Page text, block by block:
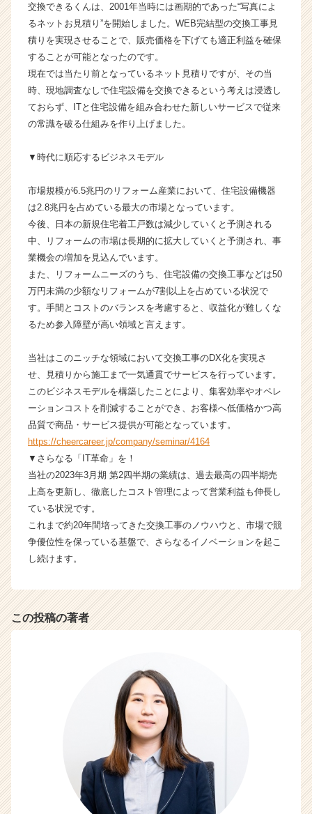
く
ん
の
タ
イ
ム
ラ
ン】
ベ
チ
ャ
ー・
長
企
業
か
ら
ス
ト
が
届
く
就
活
サ
ト
チ
キ
ャ
e
e
e
r）
交換できるくんは、2001年当時には画期的であった“写真によ
るネットお見積り”を開始しました。WEB完結型の交換工事見
積りを実現させることで、販売価格を下げても適正利益を確保
することが可能となったのです。
現在では当たり前となっているネット見積りですが、その当
時、現地調査なしで住宅設備を交換できるという考えは浸透し
ておらず、ITと住宅設備を組み合わせた新しいサービスで従来
の常識を破る仕組みを作り上げました。
▼時代に順応するビジネスモデル
市場規模が6.5兆円のリフォーム産業において、住宅設備機器
は2.8兆円を占めている最大の市場となっています。
今後、日本の新規住宅着工戸数は減少していくと予測される
中、リフォームの市場は長期的に拡大していくと予測され、事
業機会の増加を見込んでいます。
また、リフォームニーズのうち、住宅設備の交換工事などは50
万円未満の少額なリフォームが7割以上を占めている状況で
す。手間とコストのバランスを考慮すると、収益化が難しくな
るため参入障壁が高い領域と言えます。
当社はこのニッチな領域において交換工事のDX化を実現さ
せ、見積りから施工まで一気通貫でサービスを行っています。
このビジネスモデルを構築したことにより、集客効率やオペレ
ーションコストを削減することができ、お客様へ低価格かつ高
品質で商品・サービス提供が可能となっています。
https://cheercareer.jp/company/seminar/4164
▼さらなる「IT革命」を！
当社の2023年3月期 第2四半期の業績は、過去最高の四半期売
上高を更新し、徹底したコスト管理によって営業利益も伸長し
ている状況です。
これまで約20年間培ってきた交換工事のノウハウと、市場で競
争優位性を保っている基盤で、さらなるイノベーションを起こ
し続けます。
この投稿の著者